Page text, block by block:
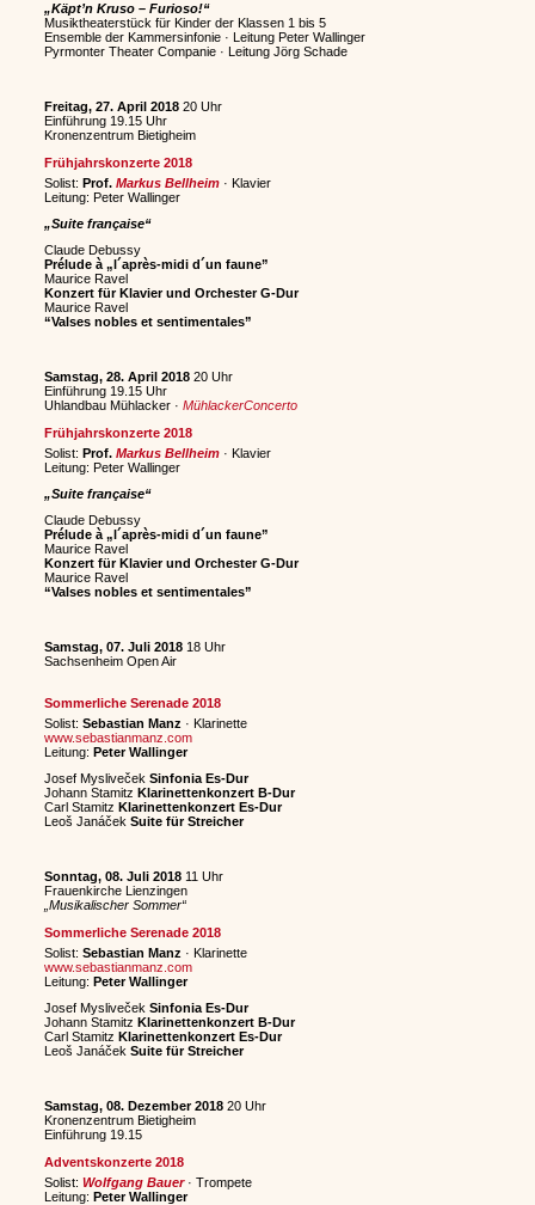
„Käpt’n Kruso – Furioso!“
Musiktheaterstück für Kinder der Klassen 1 bis 5
Ensemble der Kammersinfonie · Leitung Peter Wallinger
Pyrmonter Theater Companie · Leitung Jörg Schade
Freitag, 27. April 201820 Uhr
Einführung 19.15 Uhr
Kronenzentrum Bietigheim
Frühjahrskonzerte 2018
Solist: Prof. Markus Bellheim· Klavier
Leitung: Peter Wallinger
„Suite française“
Claude Debussy
Prélude à „l´après-midi d´un faune”
Maurice Ravel
Konzert für Klavier und Orchester G-Dur
Maurice Ravel
“Valses nobles et sentimentales”
Samstag, 28. April 201820 Uhr
Einführung 19.15 Uhr
Uhlandbau Mühlacker · MühlackerConcerto
Frühjahrskonzerte 2018
Solist: Prof. Markus Bellheim· Klavier
Leitung: Peter Wallinger
„Suite française“
Claude Debussy
Prélude à „l´après-midi d´un faune”
Maurice Ravel
Konzert für Klavier und Orchester G-Dur
Maurice Ravel
“Valses nobles et sentimentales”
Samstag, 07. Juli 2018 18 Uhr
Sachsenheim Open Air
Sommerliche Serenade 2018
Solist: Sebastian Manz · Klarinette
www.sebastianmanz.com
Leitung: Peter Wallinger
Josef Mysliveček Sinfonia Es-Dur
Johann Stamitz Klarinettenkonzert B-Dur
Carl Stamitz Klarinettenkonzert Es-Dur
Leoš Janáček Suite für Streicher
Sonntag, 08. Juli 2018 11 Uhr
Frauenkirche Lienzingen
„Musikalischer Sommer“
Sommerliche Serenade 2018
Solist: Sebastian Manz · Klarinette
www.sebastianmanz.com
Leitung: Peter Wallinger
Josef Mysliveček Sinfonia Es-Dur
Johann Stamitz Klarinettenkonzert B-Dur
Carl Stamitz Klarinettenkonzert Es-Dur
Leoš Janáček Suite für Streicher
Samstag, 08. Dezember 201820 Uhr
Kronenzentrum Bietigheim
Einführung 19.15
Adventskonzerte 2018
Solist: Wolfgang Bauer· Trompete
Leitung: Peter Wallinger